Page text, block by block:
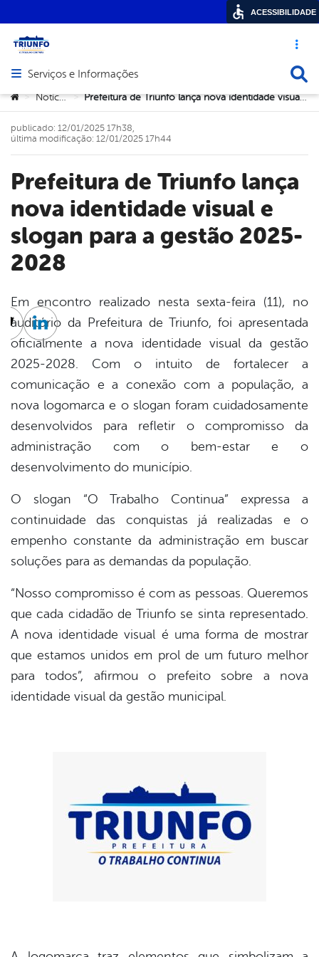
Acesso
Abrir menu principal de navegação
Serviços e Informações
Você está aqui:
> Notícias > Prefeitura de Triunfo lança nova identidade visual e slogan para a gestão 2025-2028
Prefeitura de Triunfo lança
nova identidade visual e
slogan para a gestão 2025-
2028
publicado: 12/01/2025 17h38,
última modificação: 12/01/2025 17h44
Em encontro realizado nesta sexta-feira (11), no
auditório da Prefeitura de Triunfo, foi apresentada
oficialmente a nova identidade visual da gestão
2025-2028. Com o intuito de fortalecer a
comunicação e a conexão com a população, a
nova logomarca e o slogan foram cuidadosamente
desenvolvidos para refletir o compromisso da
administração com o bem-estar e o
desenvolvimento do município.
O slogan “O Trabalho Continua” expressa a
continuidade das conquistas já realizadas e o
empenho constante da administração em buscar
soluções para as demandas da população.
“Nosso compromisso é com as pessoas. Queremos
que cada cidadão de Triunfo se sinta representado.
A nova identidade visual é uma forma de mostrar
que estamos unidos em prol de um futuro melhor
para todos”, afirmou o prefeito sobre a nova
identidade visual da gestão municipal.
Twitter
Linkedin
ACESSIBILIDADE